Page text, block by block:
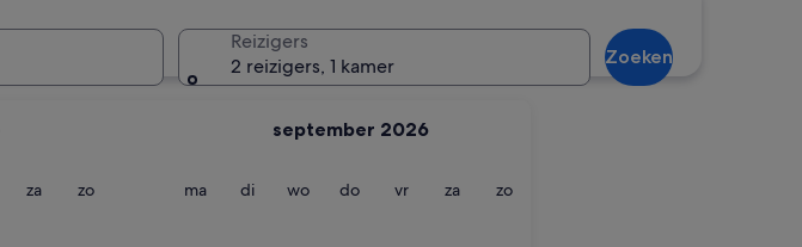
zazaterdag
zozondag
september 2026
mamaandag
didinsdag
wowoensdag
dodonderdag
vrvrijdag
zazaterdag
zozondag
Reizigers
2 reizigers, 1 kamer
Zoeken